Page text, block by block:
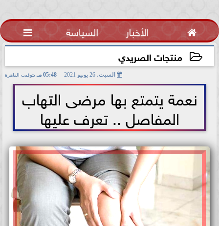
 الأخبار السياسة 
منتجات الصريدي
السبت، 26 يونيو 2021 05:48 مـ بتوقيت القاهرة
نعمة يتمتع بها مرضى التهاب
المفاصل .. تعرف عليها